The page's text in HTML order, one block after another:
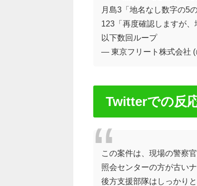
月島3「地名なし数字の5
123「再度確認しますが、
以下数回ループ
— 東京フリート株式会社
Twitterでの反
この案件は、現場の警察
照会センターの方が古い
後方支援部隊はしっかり